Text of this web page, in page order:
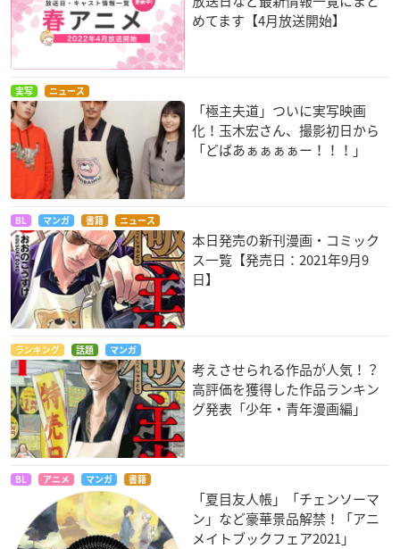
めてます【4月放送開始】
実写 ニュース
「極主夫道」ついに実写映画
化！玉木宏さん、撮影初日から
「どばあぁぁぁぁー！！！」
BL マンガ 書籍 ニュース
本日発売の新刊漫画・コミック
ス一覧【発売日：2021年9月9
日】
ランキング 話題 マンガ
考えさせられる作品が人気！？
高評価を獲得した作品ランキン
グ発表「少年・青年漫画編」
BL アニメ マンガ 書籍
「夏目友人帳」「チェンソーマ
ン」など豪華景品解禁！「アニ
メイトブックフェア2021」